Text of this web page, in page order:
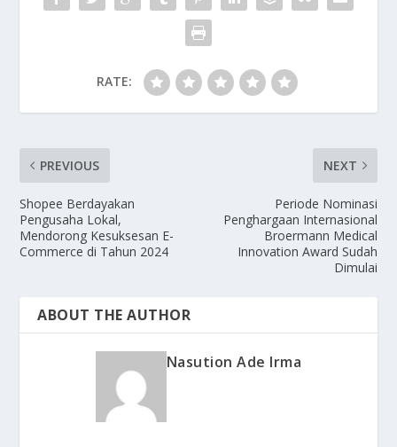
RATE:
PREVIOUS
Shopee Berdayakan
Pengusaha Lokal,
Mendorong Kesuksesan E-
Commerce di Tahun 2024
NEXT
Periode Nominasi
Penghargaan Internasional
Broermann Medical
Innovation Award Sudah
Dimulai
ABOUT THE AUTHOR
Nasution Ade Irma